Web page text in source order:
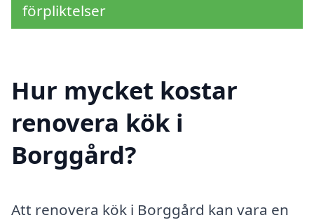
förpliktelser
Hur mycket kostar
renovera kök i
Borggård?
Att renovera kök i Borggård kan vara en